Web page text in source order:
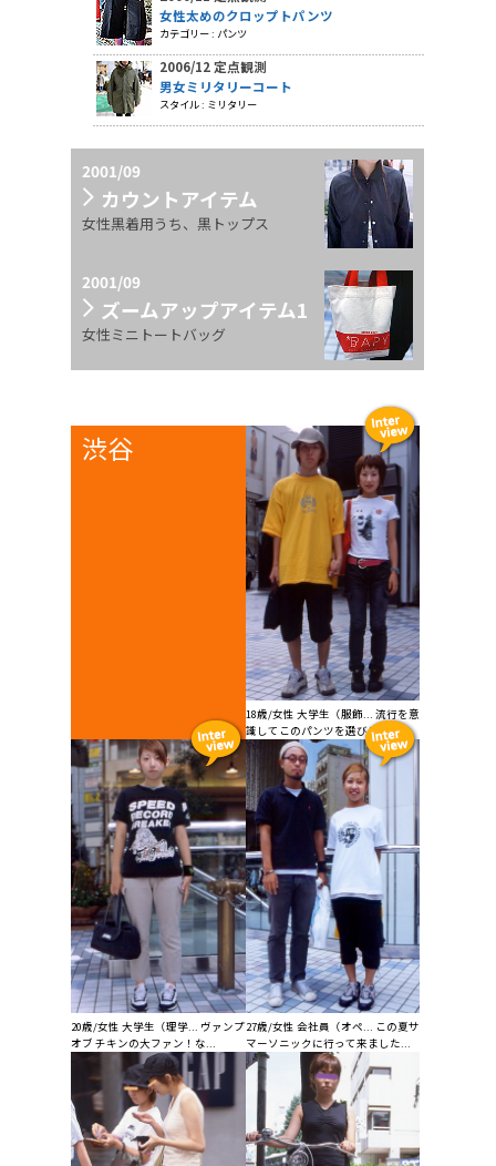
女性太めのクロップトパンツ
カテゴリー : パンツ
2006/12 定点観測
男女ミリタリーコート
スタイル : ミリタリー
2001/09
カウントアイテム
女性黒着用うち、黒トップス
2001/09
ズームアップアイテム1
女性ミニトートバッグ
渋谷
18歳/女性 大学生（服飾... 流行を意
識してこのパンツを選びました...
20歳/女性 大学生（理学... ヴァンプ
オブ チキンの大ファン！な...
27歳/女性 会社員（オペ... この夏サ
マーソニックに行って来ました...